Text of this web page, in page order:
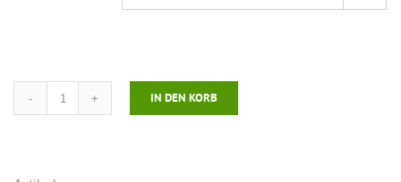
IN DEN KORB